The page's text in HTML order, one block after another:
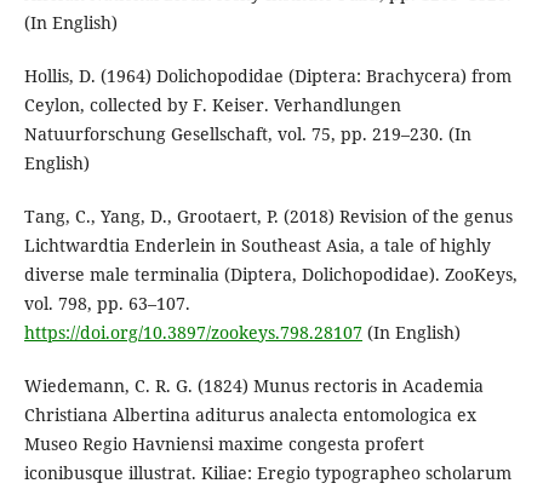
(In English)
Hollis, D. (1964) Dolichopodidae (Diptera: Brachycera) from
Ceylon, collected by F. Keiser. Verhandlungen
Natuurforschung Gesellschaft, vol. 75, pp. 219–230. (In
English)
Tang, C., Yang, D., Grootaert, P. (2018) Revision of the genus
Lichtwardtia Enderlein in Southeast Asia, a tale of highly
diverse male terminalia (Diptera, Dolichopodidae). ZooKeys,
vol. 798, pp. 63–107.
https://doi.org/10.3897/zookeys.798.28107(In English)
Wiedemann, C. R. G. (1824) Munus rectoris in Academia
Christiana Albertina aditurus analecta entomologica ex
Museo Regio Havniensi maxime congesta profert
iconibusque illustrat. Kiliae: Eregio typographeo scholarum